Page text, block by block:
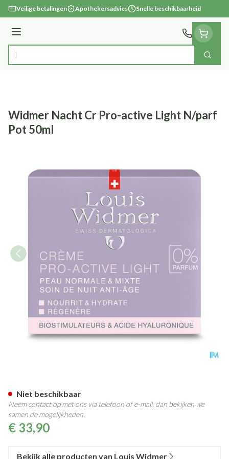
Ga naar de inhoud
Veilige betalingen Apothekersadvies Snelle beschikbaarheid
Menu
Product, merk, categorie... Zoek
Widmer Nacht Cr Pro-active Light N/parf
Pot 50ml
€ 33,90
Niet beschikbaar
Neem contact op met ons via telefoon of e-mail, dan bekijken we
samen de mogelijkheden.
Bekijk alle producten van Louis Widmer